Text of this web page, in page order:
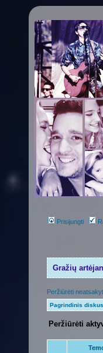
Prisijungti
Gražių
Peržiūrėti
Pagrindinis
Peržiūrėti